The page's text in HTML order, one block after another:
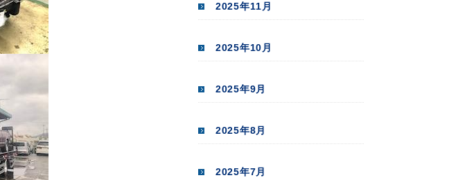
2025年11月
2025年10月
2025年9月
2025年8月
2025年7月